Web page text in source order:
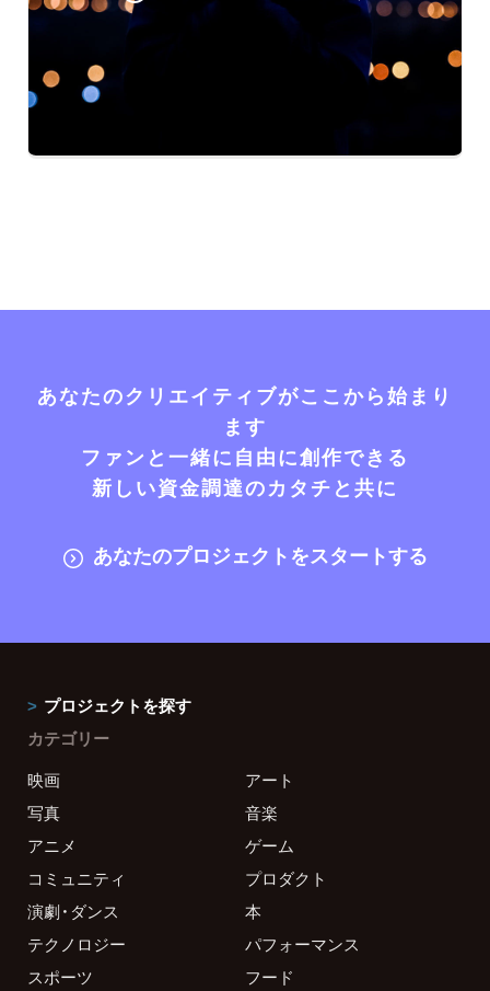
あなたのクリエイティブがここから始まり
ます
ファンと一緒に自由に創作できる
新しい資金調達のカタチと共に
あなたのプロジェクトをスタートする
プロジェクトを探す
カテゴリー
映画
アート
写真
音楽
アニメ
ゲーム
コミュニティ
プロダクト
演劇・ダンス
本
テクノロジー
パフォーマンス
スポーツ
フード